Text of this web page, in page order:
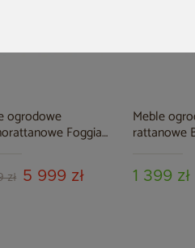
ogrodowe
Foggia
zł 5 999 zł
Meble
rattanowe
1 399 zł